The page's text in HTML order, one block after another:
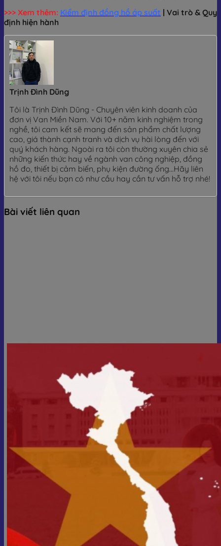
>>> Xem thêm: Kiểm định đồng hồ áp suất | Vai trò & Quy
định hiện hành
Trịnh Đình Dũng
Tôi là Trịnh Đình Dũng - Chuyên viên kinh doanh của
đơn vị Van Miền Nam. Với 10+ năm kinh nghiệm trong
nghề, tôi cam kết sẽ mang đến sản phẩm chất lượng
cao, giá thành cạnh tranh và dịch vụ hài lòng đến với
quý khách hàng. Ngoài ra tôi còn thường xuyên chia sẻ
những kiến thức hay về ngành van công nghiệp, đồng
hồ đo, thiết bị cảm biến, phụ kiện đường ống...Hãy liên
hệ với tôi nếu bạn có như cầu hay cần tư vấn hỗ trợ nhé!
Bài viết liên quan